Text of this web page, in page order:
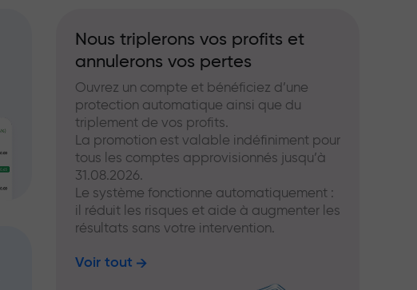
Nous triplerons vos profits et
annulerons vos pertes
Ouvrez un compte et bénéficiez d’une
protection automatique ainsi que du
triplement de vos profits.
La promotion est valable indéfiniment pour
tous les comptes approvisionnés jusqu’à
31.08.2026.
Le système fonctionne automatiquement :
il réduit les risques et aide à augmenter les
résultats sans votre intervention.
Voir tout